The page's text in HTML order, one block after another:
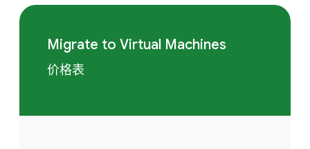
Migrate to Virtual Machines
价格表